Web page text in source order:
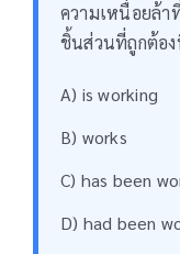
ความเหนื่อยล้า
ชิ้นส่วนที่ถูกต้อ
A) is working
B) works
C) has been
D) had been